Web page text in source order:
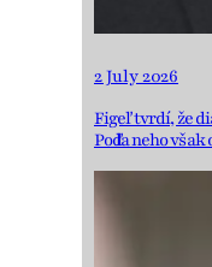
2 July 2026
Figeľ tvrdí, že
Podľa neho